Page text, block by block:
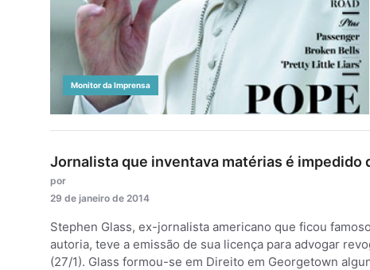
Monitor da Imprensa
Jornalista que inventava matérias é impedido
por
29 de janeiro de 2014
Stephen Glass, ex-jornalista americano que ficou
autoria, teve a emissão de sua licença para advogar
(27/1). Glass formou-se em Direito em Georgetown